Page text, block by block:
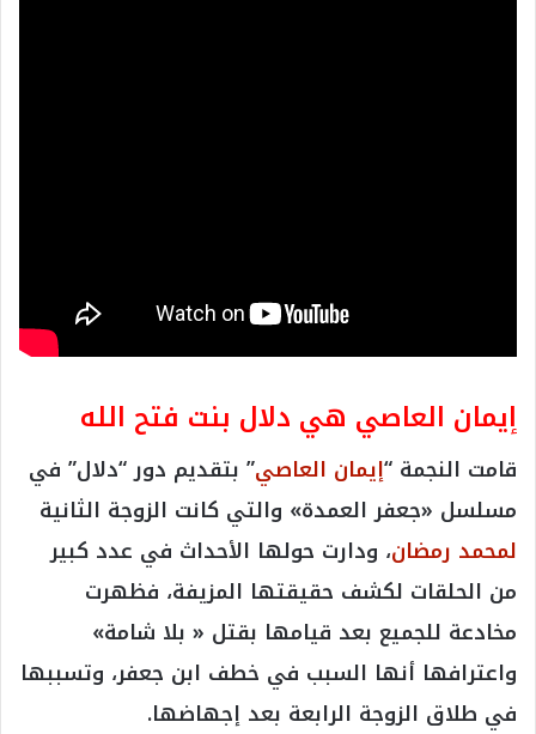
إيمان العاصي هي دلال بنت فتح الله
قامت النجمة “إيمان العاصي” بتقديم دور “دلال” في
مسلسل «جعفر العمدة» والتي كانت الزوجة الثانية
لمحمد رمضان، ودارت حولها الأحداث في عدد كبير
من الحلقات لكشف حقيقتها المزيفة، فظهرت
مخادعة للجميع بعد قيامها بقتل « بلا شامة»
واعترافها أنها السبب في خطف ابن جعفر، وتسببها
في طلاق الزوجة الرابعة بعد إجهاضها.